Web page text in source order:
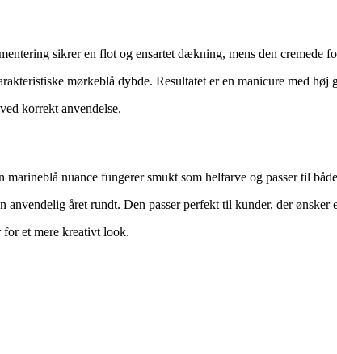
sikrer en flot og ensartet dækning, mens den cremede
mørkeblå dybde. Resultatet er en manicure med høj
korrekt anvendelse.
nuance fungerer smukt som helfarve og passer til
året rundt. Den passer perfekt til kunder, der ønsker
et mere kreativt look.